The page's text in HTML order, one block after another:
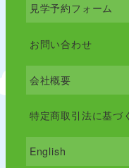
見学予約フォーム
お問い合わせ
会社概要
特定商取引法に基づ
English